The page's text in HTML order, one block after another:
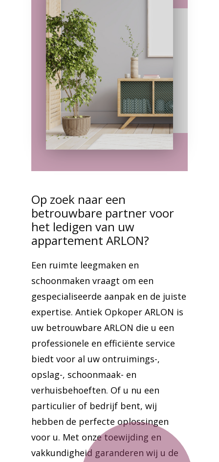
Op zoek naar een
betrouwbare partner voor
het ledigen van uw
appartement ARLON?
Een ruimte leegmaken en
schoonmaken vraagt om een
gespecialiseerde aanpak en de juiste
expertise. Antiek Opkoper ARLON is
uw betrouwbare ARLON die u een
professionele en efficiënte service
biedt voor al uw ontruimings-,
opslag-, schoonmaak- en
verhuisbehoeften. Of u nu een
particulier of bedrijf bent, wij
hebben de perfecte oplossingen
voor u. Met onze toewijding en
vakkundigheid garanderen wij u de